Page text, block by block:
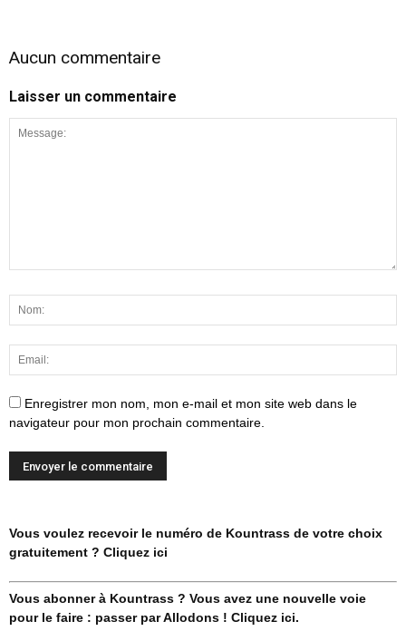
Aucun commentaire
Laisser un commentaire
Enregistrer mon nom, mon e-mail et mon site web dans le
navigateur pour mon prochain commentaire.
Vous voulez recevoir le numéro de Kountrass de votre choix
gratuitement ? Cliquez ici
Vous abonner à Kountrass ? Vous avez une nouvelle voie
pour le faire : passer par Allodons ! Cliquez ici.